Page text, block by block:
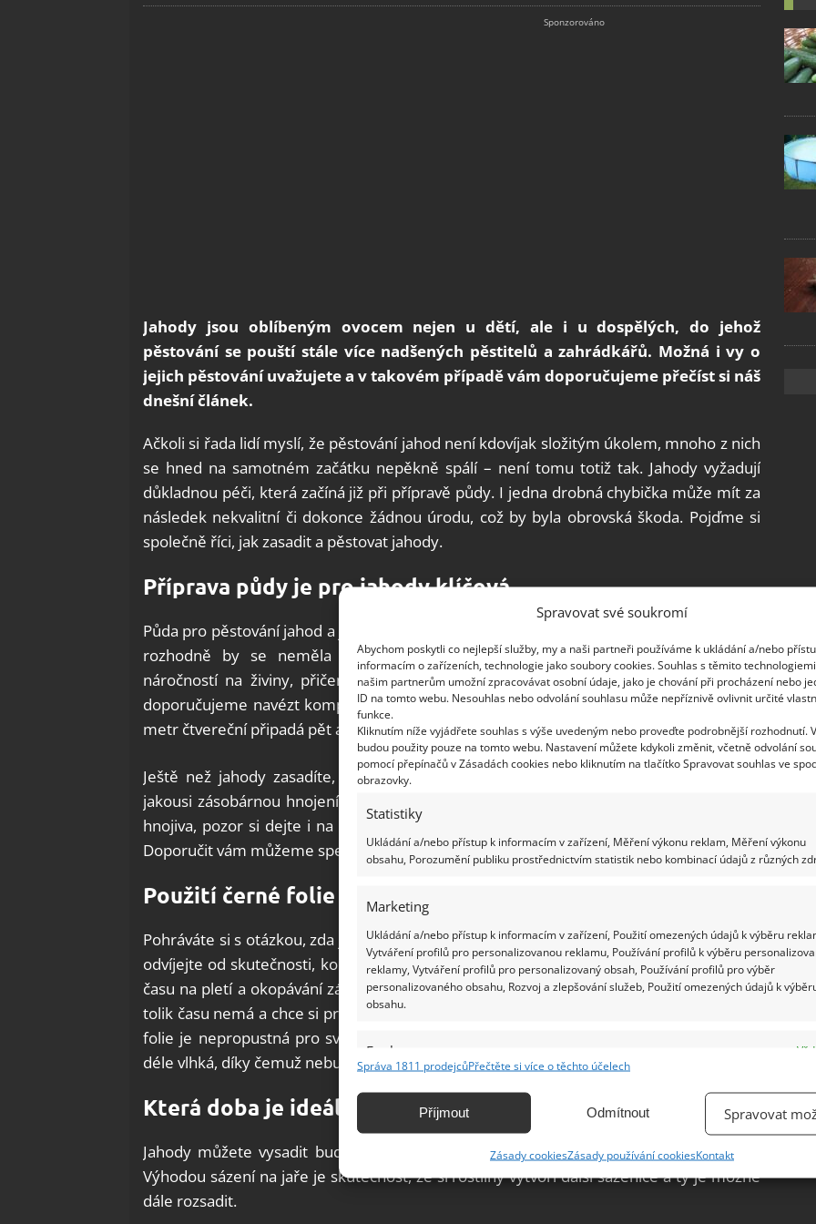
Spravovat své soukromí
Abychom poskytli co nejlepší služby, my a naši partneři používáme k ukládání a/nebo
informacím o zařízeních, technologie jako soubory cookies. Souhlas s těmito
našim partnerům umožní zpracovávat osobní údaje, jako je chování při procházení nebo
ID na tomto webu. Nesouhlas nebo odvolání souhlasu může nepříznivě ovlivnit určité
funkce.
Kliknutím níže vyjádřete souhlas s výše uvedeným nebo proveďte podrobnější rozhodnutí.
budou použity pouze na tomto webu. Nastavení můžete kdykoli změnit, včetně odvolání
pomocí přepínačů v Zásadách cookies nebo kliknutím na tlačítko Spravovat souhlas ve
obrazovky.
Statistiky
Ukládání a/nebo přístup k informacím v zařízení, Měření výkonu reklam, Měření výkonu
obsahu, Porozumění publiku prostřednictvím statistik nebo kombinací údajů z různých
Marketing
Ukládání a/nebo přístup k informacím v zařízení, Použití omezených údajů k výběru
Vytváření profilů pro personalizovanou reklamu, Používání profilů k výběru
reklamy, Vytváření profilů pro personalizovaný obsah, Používání profilů pro výběr
personalizovaného obsahu, Rozvoj a zlepšování služeb, Použití omezených údajů k
obsahu.
Funkce
Identifikace zařízení na základě automaticky přenášených informací.
základě aktivně vyžádaných informací.
Správa 1811 prodejcůPřečtěte si více o těchto účelech
Příjmout Odmítnout Spravovat
Zásady cookiesZásady používání cookiesKontakt
Jahody jsou oblíbeným ovocem nejen u dětí, ale i u dospělých, do jehož
pěstování se pouští stále více nadšených pěstitelů a zahrádkářů. Možná i vy o
jejich pěstování uvažujete a v takovém případě vám doporučujeme přečíst si náš
dnešní článek.
Ačkoli si řada lidí myslí, že pěstování jahod není kdovíjak složitým úkolem, mnoho z nich
se hned na samotném začátku nepěkně spálí – není tomu totiž tak. Jahody vyžadují
důkladnou péči, která začíná již při přípravě půdy. I jedna drobná chybička může mít za
následek nekvalitní či dokonce žádnou úrodu, což by byla obrovská škoda. Pojďme si
společně říci, jak zasadit a pěstovat jahody.
Příprava půdy je pro jahody klíčová
Půda pro pěstování jahod a její důkladná příprava je pro hojnou úrodu více než klíčová a
rozhodně by se neměla podcenit. Jahodník je proslulý svou poměrně vysokou
náročností na živiny, přičemž nejvíce potřebuje zásobovat dusíkem. Před výsadbou
doporučujeme navézt kompost – nejlépe tak 2 týdny předem. Pamatujte, že na jeden
metr čtvereční připadá pět až deset kg kompostu.
Ještě než jahody zasadíte, zapracujte do půdy plné hnojivo, které se stane
jakousi zásobárnou hnojení po dobu několika měsíců. Používejte pouze bezchloridová
hnojiva, pozor si dejte i na nedostatek železa, které u jahod způsobuje žloutnutí listů.
Doporučit vám můžeme speciálně namíchané hnojivo určené pro jahody.
Použití černé folie – ano nebo ne?
Pohráváte si s otázkou, zda je dobré při pěstování jahod použít černou folii? Rozhodnutí
odvíjejte od skutečnosti, kolik času můžete jahodám věnovat. Máte-li dostatek volného
času na pletí a okopávání záhonku s jahodami, pak černou folii používat nemusíte. Kdo
tolik času nemá a chce si práci usnadnit, ten se může na černou folii spolehnout. Černá
folie je nepropustná pro světlo, díky čemuž se půda pod ní pěkně zahřeje a udrží se
déle vlhká, díky čemuž nebudete muset záhonek tak často zalévat.
Která doba je ideální pro výsadbu?
Jahody můžete vysadit buď na jaře – duben, květen– nebo na podzim – srpen, září
Výhodou sázení na jaře je skutečnost, že si rostliny vytvoří další sazenice a ty je možné
dále rozsadit.